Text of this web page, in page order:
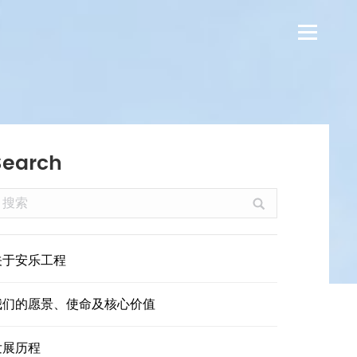
安乐工程
的愿景、使命及核心价值
历程